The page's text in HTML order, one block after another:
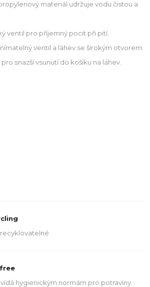
materiál udržuje vodu čistou a
ventil pro příjemný pocit při pití.
ventil a láhev se širokým otvorem.
snazší vsunutí do košíku na láhev.
recyklovatelné
hygienickým normám pro potraviny.